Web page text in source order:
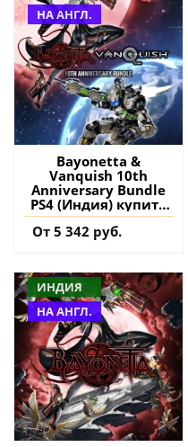
НА АНГЛ.
Bayonetta &
Vanquish 10th
Anniversary Bundle
PS4 (Индия) купить
игру на аккаунт
От 5 342 руб.
ИНДИЯ
НА АНГЛ.